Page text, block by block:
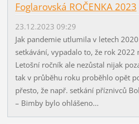
Foglarovská ROČENKA 2023
23.12.2023 09:29
Jak pandemie utlumila v letech
setkávání, vypadalo to, že rok 2022
Letošní ročník ale nezůstal nijak
tak v průběhu roku proběhlo opět
přesto, že např. setkání příznivců
– Bimby bylo ohlášeno...